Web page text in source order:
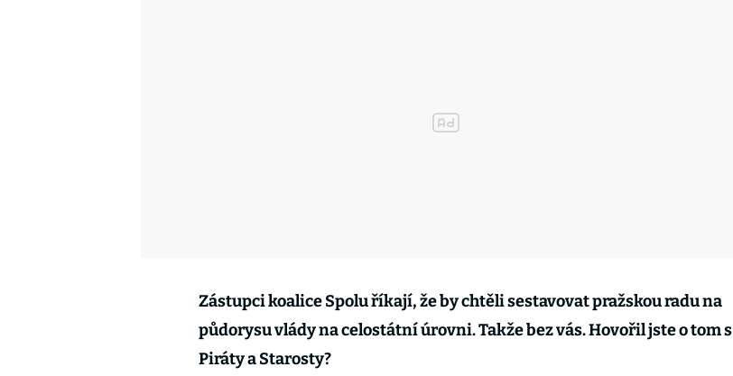
Zástupci koalice Spolu říkají, že by chtěli sestavovat pražskou radu na
půdorysu vlády na celostátní úrovni. Takže bez vás. Hovořil jste o tom s
Piráty a Starosty?